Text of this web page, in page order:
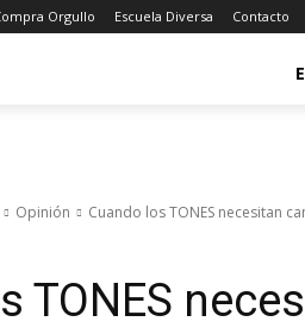
Orgullo Escuela Diversa Contacto
Opinión Cuando los TONES necesitan
TONES